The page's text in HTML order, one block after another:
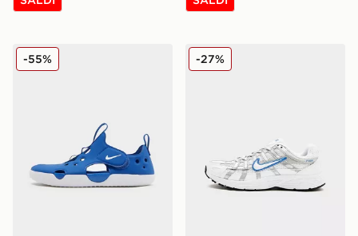
Nike Sunray 4 Bambino
-55% Nike P-6000 Junior
-27%